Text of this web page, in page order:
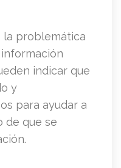
la problemática
indicar que
y
para ayudar a
de que se